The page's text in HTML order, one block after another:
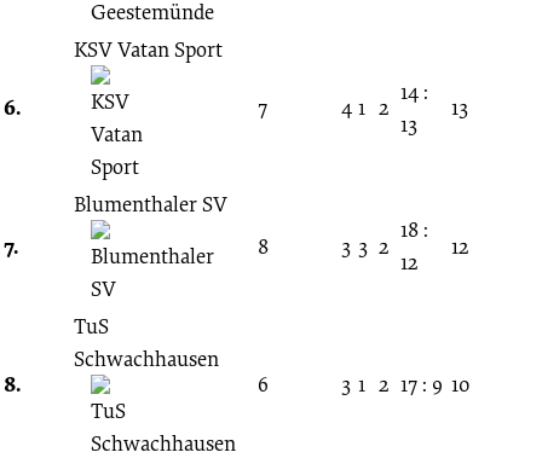
6.
KSV Vatan Sport
7 4 1 2
14 :
13
13
7.
Blumenthaler SV
8
3 3 2
18 :
12
12
8.
TuS
Schwachhausen
6
3 1 2 17 : 9 10